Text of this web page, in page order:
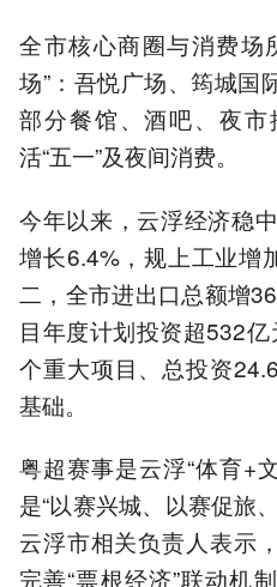
全市核心商圈与消费场
场”：吾悦广场、筠城国
部分餐馆、酒吧、夜
活“五一”及夜间消费。
今年以来，云浮经济稳
增长6.4%，规上工业增
二，全市进出口总额增
目年度计划投资超532
个重大项目、总投资
基础。
粤超赛事是云浮“体育+
是“以赛兴城、以赛促旅
云浮市相关负责人表示
完善“票根经济”联动机